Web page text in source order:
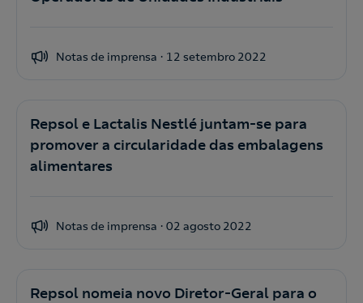
Notas de imprensa 12 setembro 2022
Repsol e Lactalis Nestlé juntam-se para
promover a circularidade das embalagens
alimentares
Notas de imprensa 02 agosto 2022
Repsol nomeia novo Diretor-Geral para o